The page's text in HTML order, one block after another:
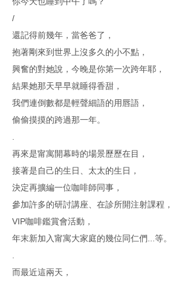
/
還記得前幾年，當爸爸了，
抱著剛來到世界上沒多久的小不點，
興奮的對她說，今晚是你第一次跨年耶，
結果她那天早早就睡得香甜，
我們連倒數都是輕聲細語的用唇語，
偷偷摸摸的跨過那一年。
再來是甯寓開幕時的場景歷歷在目，
接著是自己的生日、太太的生日，
決定再擴編一位咖啡師同事，
參加許多的研討講座、在診所開注射課程，
VIP咖啡鑑賞會活動，
年末新加入甯寓大家庭的幾位同仁們...等。
而最近這兩天，